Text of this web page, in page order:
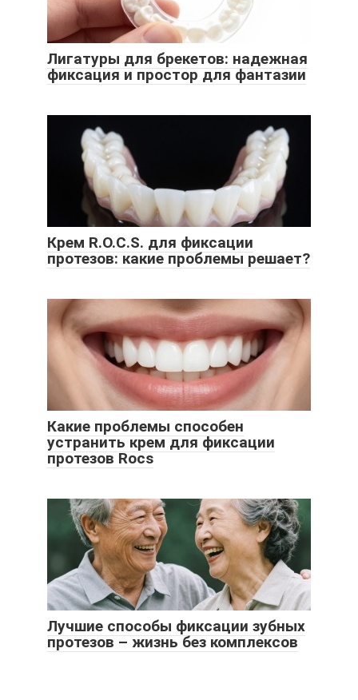
Лигатуры для брекетов: надежная
фиксация и простор для фантазии
Крем R.O.C.S. для фиксации
протезов: какие проблемы решает?
Какие проблемы способен
устранить крем для фиксации
протезов Rocs
Лучшие способы фиксации зубных
протезов – жизнь без комплексов